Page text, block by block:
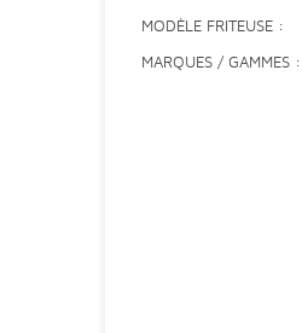
MODÈLE FRITEUSE
MARQUES / GAMMES